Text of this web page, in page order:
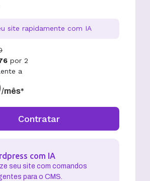
site rapidamente com IA
por 2
a
/mês*
Contratar
com IA
seu site com comandos
para o CMS.